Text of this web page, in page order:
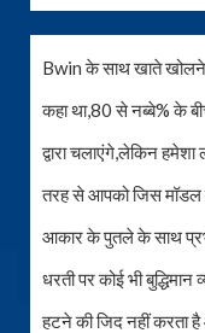
Bwin के साथ खाते खोलने
कहा था,80 से नब्बे% के
द्वारा चलाएंगे,लेकिन
तरह से आपको जिस
आकार के पुतले के साथ
धरती पर कोई भी
हटने की जिद नहीं करता